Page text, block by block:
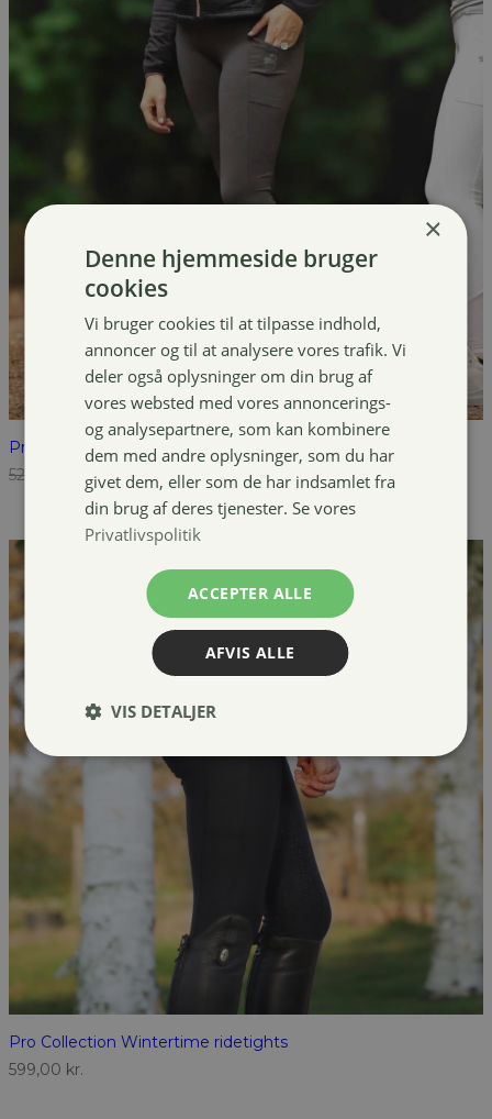
Pro Collection Mira tights
529,00
Den
oprindelige
pris
var:
249,00kr. Den
aktuelle
pris
er:
Pro Collection Wintertime ridetights
599,00 kr.
×
Denne hjemmeside bruger
cookies
Vi bruger cookies til at tilpasse indhold,
annoncer og til at analysere vores trafik. Vi
deler også oplysninger om din brug af
vores websted med vores annoncerings-
og analysepartnere, som kan kombinere
dem med andre oplysninger, som du har
givet dem, eller som de har indsamlet fra
din brug af deres tjenester. Se vores
Privatlivspolitik
ACCEPTER ALLE
AFVIS ALLE
VIS DETALJER